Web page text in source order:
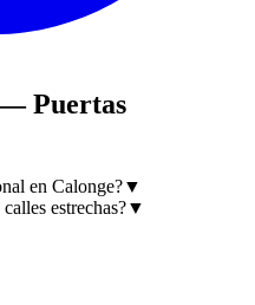
Puertas
en Calonge?▼
estrechas?▼